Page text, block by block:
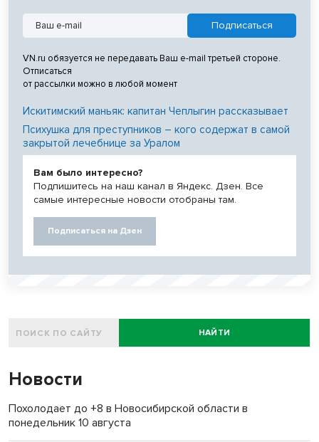
VN.ru обязуется не передавать Ваш e-mail третьей стороне.
Отписаться
от рассылки можно в любой момент
Искитимский маньяк: капитан Чеплыгин рассказывает
Психушка для преступников – кого содержат в самой
закрытой лечебнице за Уралом
Вам было интересно?
Подпишитесь на наш канал в Яндекс. Дзен. Все
самые интересные новости отобраны там.
Подписаться на Дзен
НАЙТИ
Новости
Похолодает до +8 в Новосибирской области в
понедельник 10 августа